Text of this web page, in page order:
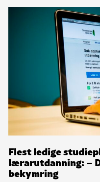
Flest ledige
lærarutdanning: –
bekymring